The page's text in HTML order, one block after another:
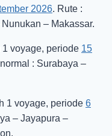
2026. Rute :
– Makassar.
1 voyage, periode 15
: Surabaya –
1 voyage, periode 6
– Jayapura –